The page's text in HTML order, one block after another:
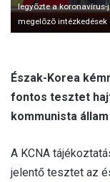
legyõzte a
megelõzõ
Észak-Korea
fontos tesztet
kommunista
A KCNA
jelentő tesztet az